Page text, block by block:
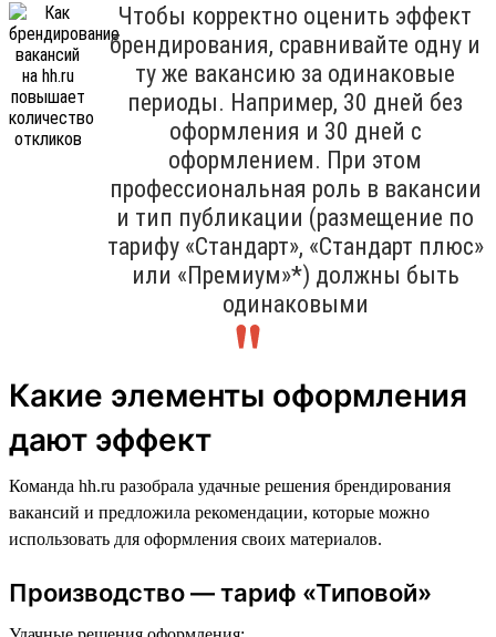
Чтобы корректно оценить эффект
брендирования, сравнивайте одну и
ту же вакансию за одинаковые
периоды. Например, 30 дней без
оформления и 30 дней с
оформлением. При этом
профессиональная роль в вакансии
и тип публикации (размещение по
тарифу «Стандарт», «Стандарт плюс»
или «Премиум»*) должны быть
одинаковыми
Какие элементы оформления
дают эффект
Команда hh.ru разобрала удачные решения брендирования
вакансий и предложила рекомендации, которые можно
использовать для оформления своих материалов.
Производство — тариф «Типовой»